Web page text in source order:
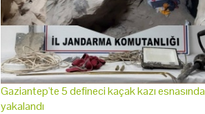
Gaziantep'te 5 defineci kaçak kazı esnasında
yakalandı